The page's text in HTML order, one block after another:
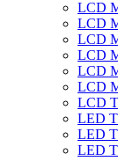
LCD
LCD
LCD
LCD
LCD
LCD
LCD
LED
LED
LED